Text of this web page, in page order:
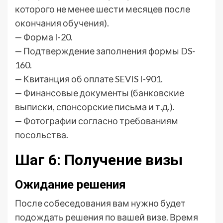
которого не менее шести месяцев после
окончания обучения).
— Форма I-20.
— Подтверждение заполнения формы DS-
160.
— Квитанция об оплате SEVIS I-901.
— Финансовые документы (банковские
выписки, спонсорские письма и т.д.).
— Фотографии согласно требованиям
посольства.
Шаг 6: Получение визы
Ожидание решения
После собеседования вам нужно будет
подождать решения по вашей визе. Время